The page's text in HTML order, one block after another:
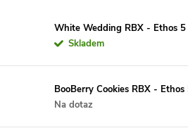
White Wedding RBX - Ethos 5
Skladem
BooBerry Cookies RBX - Ethos
Na dotaz